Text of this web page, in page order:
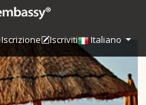
Iscrizione Iscriviti Italiano